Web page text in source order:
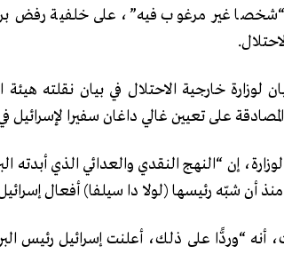
غير مرغوب فيه”، على خلفية رفض
لوزارة خارجية الاحتلال في بيان نقلته
على تعيين غالي داغان سفيرا لإسرائيل في
أن شبّه رئيسها (لولا دا سيلفا) أفعال إسرائيل
أنه “وردًّا على ذلك، أعلنت إسرائيل رئيس